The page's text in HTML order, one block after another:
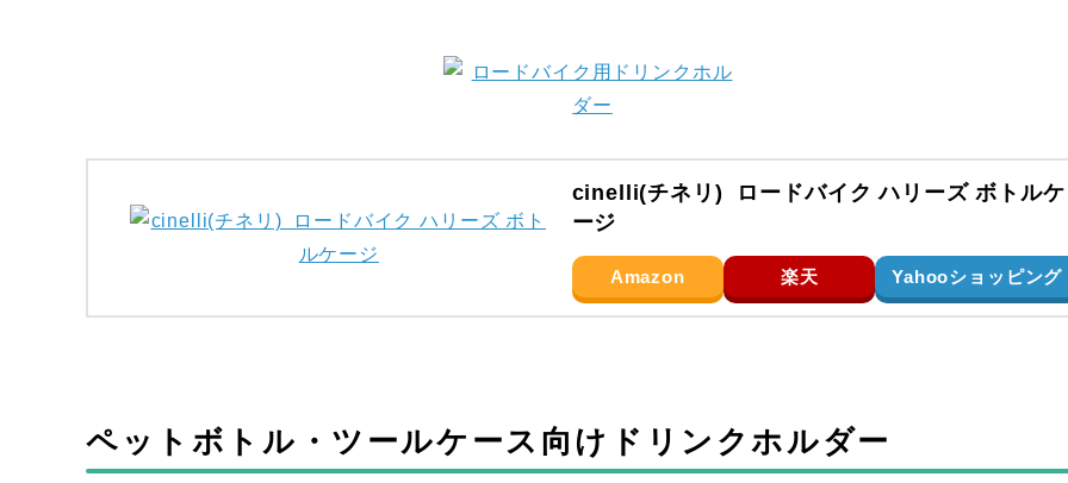
cinelli(チネリ) ロードバイク ハリーズ ボトルケ
ージ
Amazon 楽天 Yahooショッピング
ペットボトル・ツールケース向けドリンクホルダー